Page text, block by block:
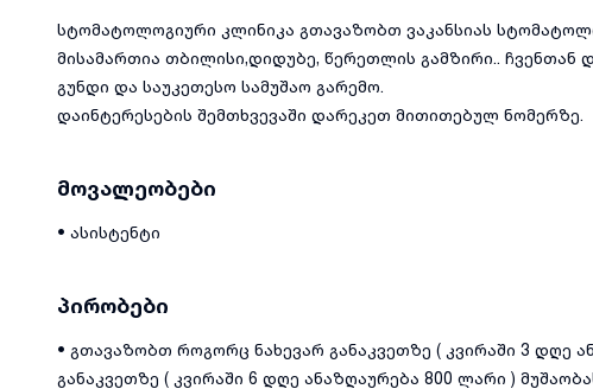
სტომატოლოგიური კლინიკა გთავაზობთ ვაკანსიას
მისამართია თბილისი,დიდუბე, წერეთლის გამზირი.. ჩვენთან
გუნდი და საუკეთესო სამუშაო გარემო.
დაინტერესების შემთხვევაში დარეკეთ მითითებულ ნომერზე.
მოვალეობები
• ასისტენტი
პირობები
• გთავაზობთ როგორც ნახევარ განაკვეთზე ( კვირაში 3 დღე
განაკვეთზე ( კვირაში 6 დღე ანაზღაურება 800 ლარი )